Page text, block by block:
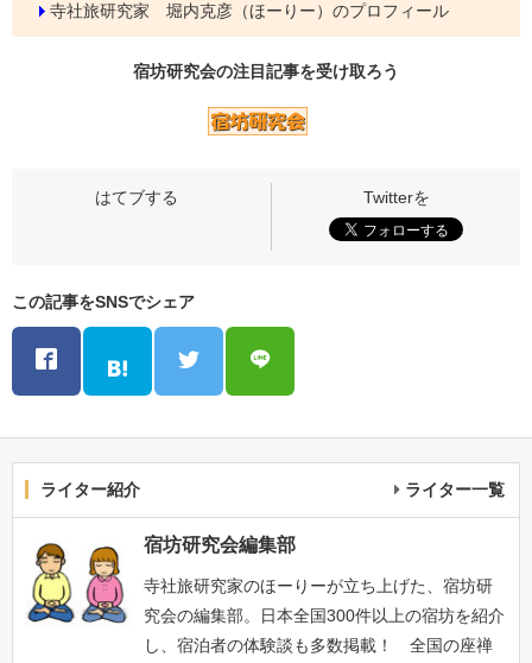
寺社旅研究家 堀内克彦（ほーりー）のプロフィール
宿坊研究会の注目記事を受け取ろう
この記事をSNSでシェア
ライター紹介 ライター一覧
宿坊研究会編集部
寺社旅研究家のほーりーが立ち上げた、宿坊研
究会の編集部。日本全国300件以上の宿坊を紹介
し、宿泊者の体験談も多数掲載！ 全国の座禅